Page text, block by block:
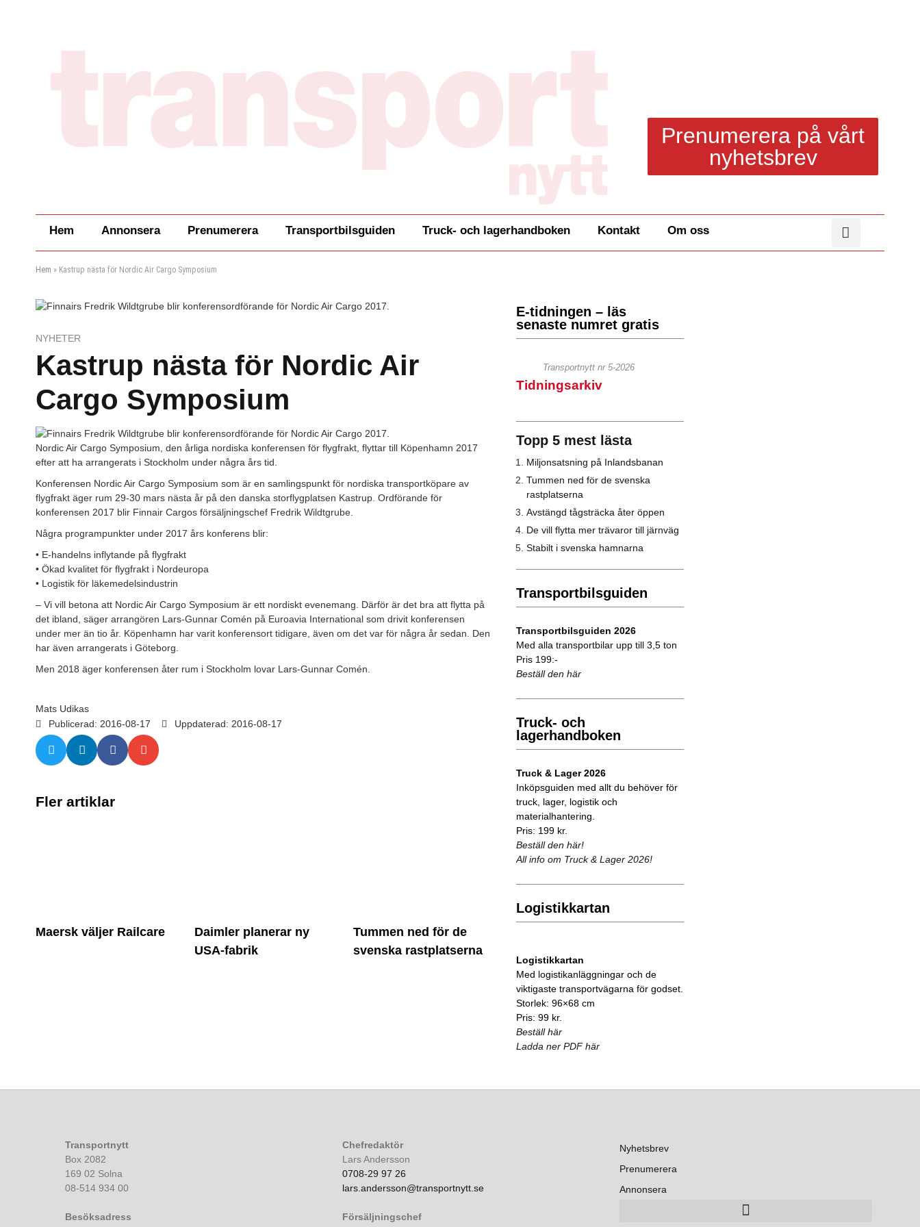
Prenumerera på vårt
nyhetsbrev
Hem Annonsera Prenumerera Transportbilsguiden Truck- och lagerhandboken Kontakt Om oss
Hem » Kastrup nästa för Nordic Air Cargo Symposium
NYHETER
Kastrup nästa för Nordic Air
Cargo Symposium
Nordic Air Cargo Symposium, den årliga nordiska konferensen för flygfrakt, flyttar till Köpenhamn 2017
efter att ha arrangerats i Stockholm under några års tid.
Konferensen Nordic Air Cargo Symposium som är en samlingspunkt för nordiska transportköpare av
flygfrakt äger rum 29-30 mars nästa år på den danska storflygplatsen Kastrup. Ordförande för
konferensen 2017 blir Finnair Cargos försäljningschef Fredrik Wildtgrube.
Några programpunkter under 2017 års konferens blir:
• E-handelns inflytande på flygfrakt
• Ökad kvalitet för flygfrakt i Nordeuropa
• Logistik för läkemedelsindustrin
– Vi vill betona att Nordic Air Cargo Symposium är ett nordiskt evenemang. Därför är det bra att flytta på
det ibland, säger arrangören Lars-Gunnar Comén på Euroavia International som drivit konferensen
under mer än tio år. Köpenhamn har varit konferensort tidigare, även om det var för några år sedan. Den
har även arrangerats i Göteborg.
Men 2018 äger konferensen åter rum i Stockholm lovar Lars-Gunnar Comén.
Mats Udikas
Publicerad: 2016-08-17 Uppdaterad: 2016-08-17
Fler artiklar
Maersk väljer Railcare
Daimler planerar ny
USA-fabrik
Tummen ned för de
svenska rastplatserna
E-tidningen – läs
senaste numret gratis
Transportnytt nr 5-2026
Tidningsarkiv
Topp 5 mest lästa
Miljonsatsning på Inlandsbanan
Tummen ned för de svenska
rastplatserna
Avstängd tågsträcka åter öppen
De vill flytta mer trävaror till järnväg
Stabilt i svenska hamnarna
Transportbilsguiden
Transportbilsguiden 2026
Med alla transportbilar upp till 3,5 ton
Pris 199:-
Beställ den här
Truck- och
lagerhandboken
Truck & Lager 2026
Inköpsguiden med allt du behöver för
truck, lager, logistik och
materialhantering.
Pris: 199 kr.
Beställ den här!
All info om Truck & Lager 2026!
Logistikkartan
Logistikkartan
Med logistikanläggningar och de
viktigaste transportvägarna för godset.
Storlek: 96×68 cm
Pris: 99 kr.
Beställ här
Ladda ner PDF här
Transportnytt
Box 2082
169 02 Solna
08-514 934 00
Besöksadress
Chefredaktör
Lars Andersson
0708-29 97 26
lars.andersson@transportnytt.se
Försäljningschef
Nyhetsbrev
Prenumerera
Annonsera